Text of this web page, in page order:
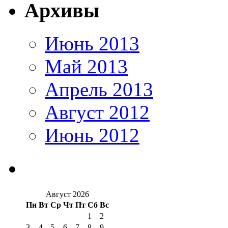
Архивы
Июнь 2013
Май 2013
Апрель 2013
Август 2012
Июнь 2012
Август 2026
Пн Вт Ср Чт Пт Сб Вс
1
2